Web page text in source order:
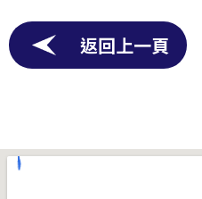
返回上一頁